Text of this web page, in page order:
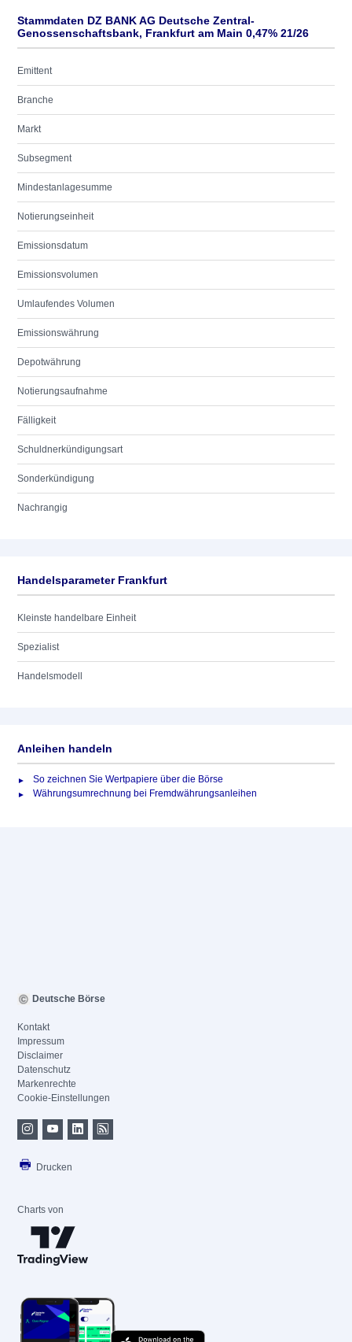
Stammdaten DZ BANK AG Deutsche Zentral-
Genossenschaftsbank, Frankfurt am Main 0,47% 21/26
Emittent
Branche
Markt
Subsegment
Mindestanlagesumme
Notierungseinheit
Emissionsdatum
Emissionsvolumen
Umlaufendes Volumen
Emissionswährung
Depotwährung
Notierungsaufnahme
Fälligkeit
Schuldnerkündigungsart
Sonderkündigung
Nachrangig
Handelsparameter Frankfurt
Kleinste handelbare Einheit
Spezialist
Handelsmodell
Anleihen handeln
So zeichnen Sie Wertpapiere über die Börse
Währungsumrechnung bei Fremdwährungsanleihen
Deutsche Börse
Kontakt
Impressum
Disclaimer
Datenschutz
Markenrechte
Cookie-Einstellungen
Drucken
Charts von